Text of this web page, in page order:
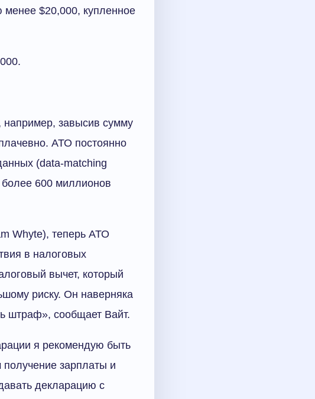
$20,000, купленное
например, завысив сумму
АТО постоянно
(data-matching
600 миллионов
Whyte), теперь АТО
в налоговых
вычет, который
риску. Он наверняка
штраф», сообщает Вайт.
я рекомендую быть
зарплаты и
декларацию с